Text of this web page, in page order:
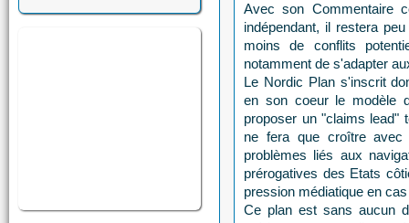
Avec son Commentaire
indépendant, il restera
moins de conflits
notamment de s'adapter
Le Nordic Plan s'inscrit
en son coeur le modèle
proposer un "claims lead"
ne fera que croître avec
problèmes liés aux
prérogatives des Etats
pression médiatique en
Ce plan est sans aucun